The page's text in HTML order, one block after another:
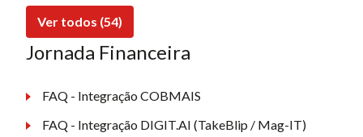
Ver todos (54)
Jornada Financeira
FAQ - Integração COBMAIS
FAQ - Integração DIGIT.AI (TakeBlip / Mag-IT)